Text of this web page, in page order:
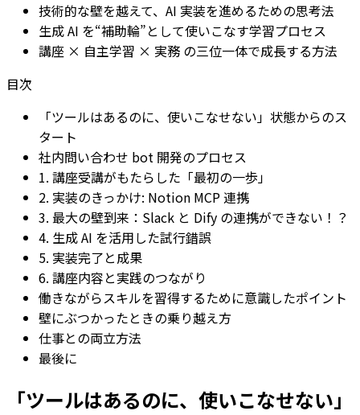
技術的な壁を越えて、AI 実装を進めるための思考法
生成 AI を“補助輪”として使いこなす学習プロセス
講座 × 自主学習 × 実務 の三位一体で成長する方法
目次
「ツールはあるのに、使いこなせない」状態からのス
タート
社内問い合わせ bot 開発のプロセス
1. 講座受講がもたらした「最初の一歩」
2. 実装のきっかけ: Notion MCP 連携
3. 最大の壁到来：Slack と Dify の連携ができない！？
4. 生成 AI を活用した試行錯誤
5. 実装完了と成果
6. 講座内容と実践のつながり
働きながらスキルを習得するために意識したポイント
壁にぶつかったときの乗り越え方
仕事との両立方法
最後に
「ツールはあるのに、使いこなせない」